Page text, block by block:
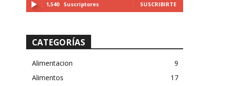
1,540 Suscriptores SUSCRIBIRTE
CATEGORÍAS
Alimentacion
9
Alimentos
17